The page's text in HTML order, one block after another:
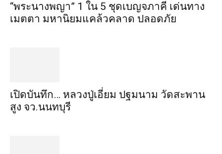
“พระ​นาง​พญา” 1 ใน 5​ ชุดเบญจ​ภาคี​ เด่นทาง
เมตตา​ มหา​นิยม​แคล้วคลาด​ ปลอดภัย​
เปิดบันทึก… หลวงปู่เอี่ยม ​ปฐม​นาม​ วัดสะพาน
สูง​ จว.นนทบุรี